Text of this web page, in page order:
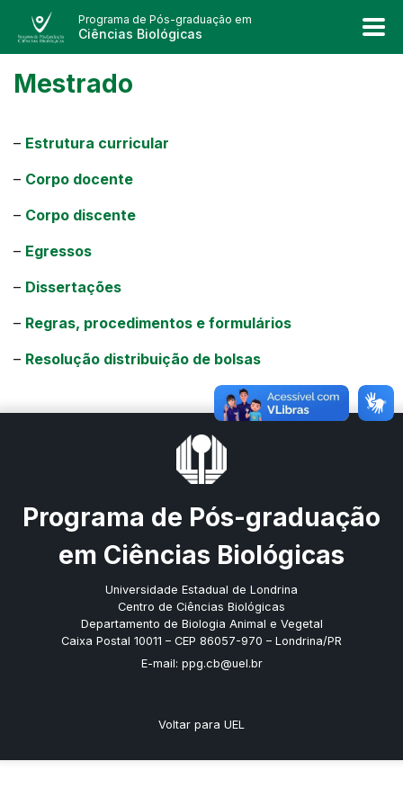
Programa de Pós-graduação em
Ciências Biológicas
Mestrado
– Estrutura curricular
– Corpo docente
– Corpo discente
– Egressos
– Dissertações
– Regras, procedimentos e formulários
– Resolução distribuição de bolsas
Programa de Pós-graduação
em Ciências Biológicas
Universidade Estadual de Londrina
Centro de Ciências Biológicas
Departamento de Biologia Animal e Vegetal
Caixa Postal 10011 – CEP 86057-970 – Londrina/PR
E-mail: ppg.cb@uel.br
Voltar para UEL